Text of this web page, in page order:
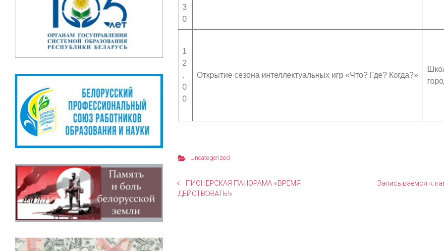
3
0
1
2
.
0
0
Открытие сезона интеллектуальных игр «Что? Где? Когда?»
Uncategorized
ПИОНЕРСКАЯ ПАНОРАМА «ВРЕМЯ
ДЕЙСТВОВАТЬ!»
Записываемся к